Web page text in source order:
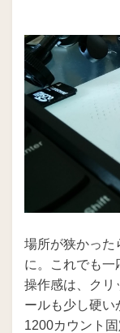
場所が狭かった
に。これでも一
操作感は、クリ
ールも少し硬い
1200カウント